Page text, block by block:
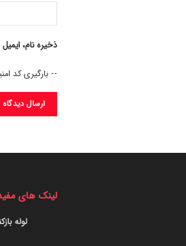
ذخیره نام،
-- بارگیری کد
لینک های
لوله